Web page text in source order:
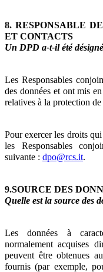
8. RESPONSABLE
ET CONTACTS
Un DPD a-t-il été
Les Responsables
des données et ont mis
relatives à la protection
Pour exercer les droits
les Responsables
suivante : dpo@rcs.it.
9.SOURCE DES
Quelle est la source des
Les données à
normalement acquises
peuvent être obtenues
fournis (par exemple,